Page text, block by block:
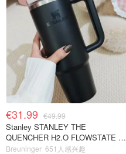
€31.99 €49.99
Stanley STANLEY THE
QUENCHER H2.O FLOWSTATE 保
温杯 1.18L 黑色
Breuninger 651人感兴趣